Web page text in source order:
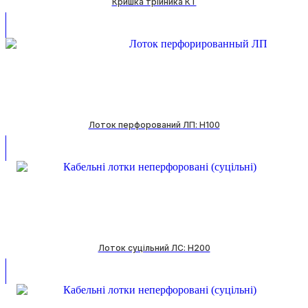
Лоток перфорований ЛП: H100
Лоток суцільний ЛС: H200